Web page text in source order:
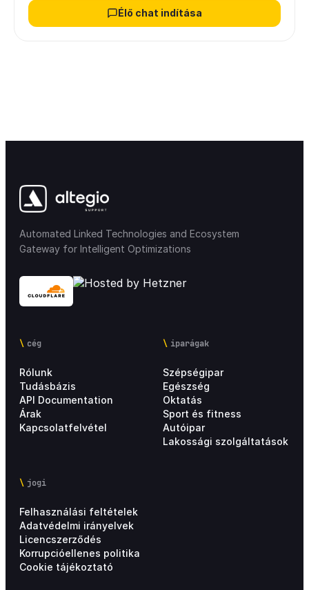
Élő chat indítása
Automated Linked Technologies and Ecosystem
Gateway for Intelligent Optimizations
cég
Rólunk
Tudásbázis
API Documentation
Árak
Kapcsolatfelvétel
iparágak
Szépségipar
Egészség
Oktatás
Sport és fitness
Autóipar
Lakossági szolgáltatások
jogi
Felhasználási feltételek
Adatvédelmi irányelvek
Licencszerződés
Korrupcióellenes politika
Cookie tájékoztató